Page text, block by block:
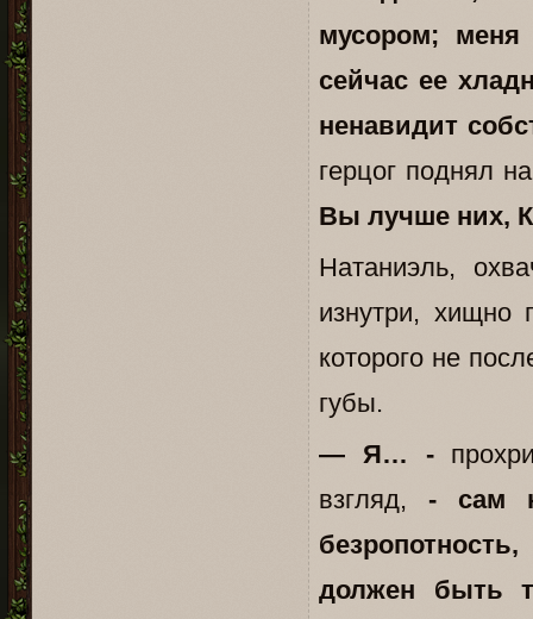
мусором; меня
сейчас ее
ненавидит
герцог поднял
Вы лучше них,
Натаниэль,
изнутри, хищно
которого не
губы.
— Я… -
взгляд,- сам
должен быть